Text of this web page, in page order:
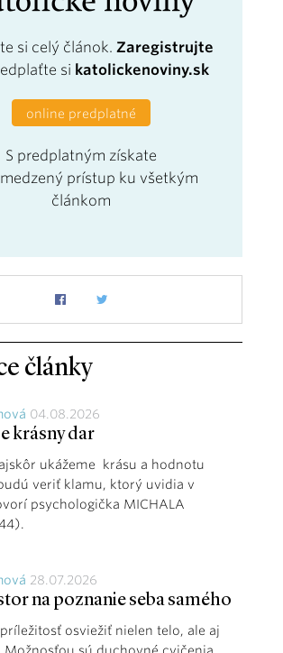
si celý článok. Zaregistrujte
si katolickenoviny.sk
online predplatné
S predplatným získate
prístup ku všetkým
článkom
články
04.08.2026
krásny dar
ukážeme krásu a hodnotu
veriť klamu, ktorý uvidia v
psychologička MICHALA
28.07.2026
na poznanie seba samého
osviežiť nielen telo, ale aj